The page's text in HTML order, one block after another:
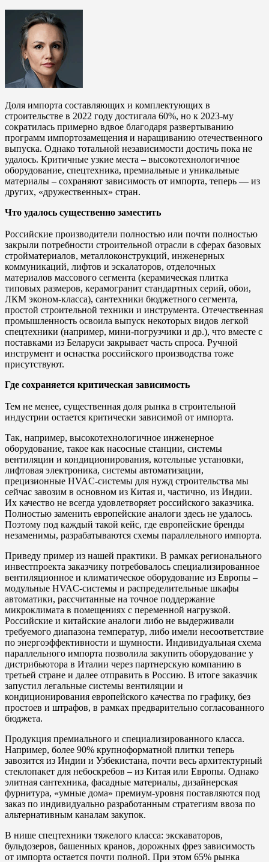
Доля импорта составляющих и комплектующих в
строительстве в 2022 году достигала 60%, но к 2023-му
сократилась примерно вдвое благодаря развертыванию
программ импортозамещения и наращиванию отечественного
выпуска. Однако тотальной независимости достичь пока не
удалось. Критичные узкие места – высокотехнологичное
оборудование, спецтехника, премиальные и уникальные
материалы – сохраняют зависимость от импорта, теперь — из
других, «дружественных» стран.
Что удалось существенно заместить
Российские производители полностью или почти полностью
закрыли потребности строительной отрасли в сферах базовых
стройматериалов, металлоконструкций, инженерных
коммуникаций, лифтов и эскалаторов, отделочных
материалов массового сегмента (керамическая плитка
типовых размеров, керамогранит стандартных серий, обои,
ЛКМ эконом-класса), сантехники бюджетного сегмента,
простой строительной техники и инструмента. Отечественная
промышленность освоила выпуск некоторых видов легкой
спецтехники (например, мини-погрузчики и др.), что вместе с
поставками из Беларуси закрывает часть спроса. Ручной
инструмент и оснастка российского производства тоже
присутствуют.
Где сохраняется критическая зависимость
Тем не менее, существенная доля рынка в строительной
индустрии остается критически зависимой от импорта.
Так, например, высокотехнологичное инженерное
оборудование, такое как насосные станции, системы
вентиляции и кондиционирования, котельные установки,
лифтовая электроника, системы автоматизации,
прецизионные HVAC-системы для нужд строительства мы
сейчас завозим в основном из Китая и, частично, из Индии.
Их качество не всегда удовлетворяет российского заказчика.
Полностью заменить европейские аналоги здесь не удалось.
Поэтому под каждый такой кейс, где европейские бренды
незаменимы, разрабатываются схемы параллельного импорта.
Приведу пример из нашей практики. В рамках регионального
инвестпроекта заказчику потребовалось специализированное
вентиляционное и климатическое оборудование из Европы –
модульные HVAC-системы и распределительные шкафы
автоматики, рассчитанные на точное поддержание
микроклимата в помещениях с переменной нагрузкой.
Российские и китайские аналоги либо не выдерживали
требуемого диапазона температур, либо имели несоответствие
по энергоэффективности и шумности. Индивидуальная схема
параллельного импорта позволила закупить оборудование у
дистрибьютора в Италии через партнерскую компанию в
третьей стране и далее отправить в Россию. В итоге заказчик
запустил легальные системы вентиляции и
кондиционирования европейского качества по графику, без
простоев и штрафов, в рамках предварительно согласованного
бюджета.
Продукция премиального и специализированного класса.
Например, более 90% крупноформатной плитки теперь
завозится из Индии и Узбекистана, почти весь архитектурный
стеклопакет для небоскребов – из Китая или Европы. Однако
элитная сантехника, фасадные материалы, дизайнерская
фурнитура, «умные дома» премиум-уровня поставляются под
заказ по индивидуально разработанным стратегиям ввоза по
альтернативным каналам закупок.
В нише спецтехники тяжелого класса: экскаваторов,
бульдозеров, башенных кранов, дорожных фрез зависимость
от импорта остается почти полной. При этом 65% рынка